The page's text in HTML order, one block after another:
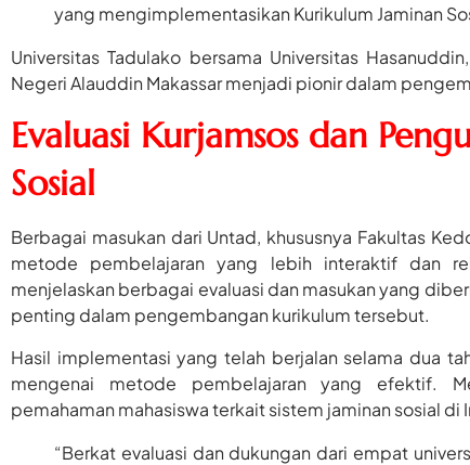
yang mengimplementasikan Kurikulum Jaminan
Universitas Tadulako bersama Universitas
Negeri Alauddin Makassar menjadi pionir dalam
Evaluasi Kurjamsos dan
Sosial
Berbagai masukan dari Untad, khususnya Fakultas
metode pembelajaran yang lebih interaktif dan
menjelaskan berbagai evaluasi dan masukan yang
penting dalam pengembangan kurikulum tersebut.
Hasil implementasi yang telah berjalan selama dua
mengenai metode pembelajaran yang efektif.
pemahaman mahasiswa terkait sistem jaminan sosial di
“Berkat evaluasi dan dukungan dari empat